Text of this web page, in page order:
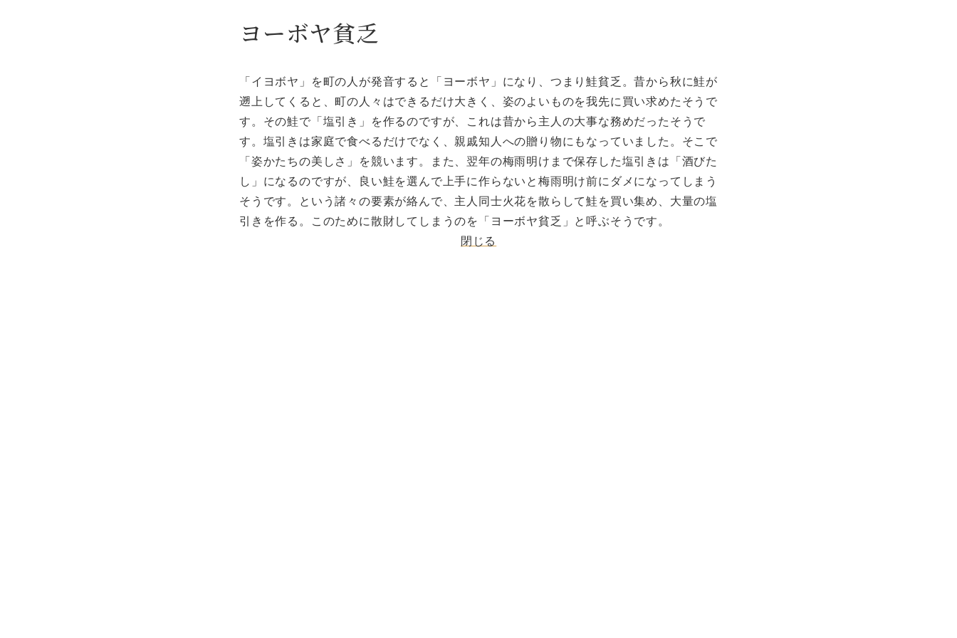
ヨーボヤ貧乏
「イヨボヤ」を町の人が発音すると「ヨーボヤ」になり、つまり鮭貧乏。昔から秋に鮭が
遡上してくると、町の人々はできるだけ大きく、姿のよいものを我先に買い求めたそうで
す。その鮭で「塩引き」を作るのですが、これは昔から主人の大事な務めだったそうで
す。塩引きは家庭で食べるだけでなく、親戚知人への贈り物にもなっていました。そこで
「姿かたちの美しさ」を競います。また、翌年の梅雨明けまで保存した塩引きは「酒びた
し」になるのですが、良い鮭を選んで上手に作らないと梅雨明け前にダメになってしまう
そうです。という諸々の要素が絡んで、主人同士火花を散らして鮭を買い集め、大量の塩
引きを作る。このために散財してしまうのを「ヨーボヤ貧乏」と呼ぶそうです。
閉じる